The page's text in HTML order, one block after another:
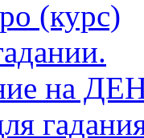
(курс)
на